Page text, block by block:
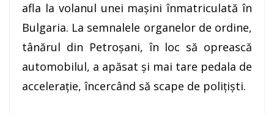
afla la volanul unei mașini înmatriculată în
Bulgaria. La semnalele organelor de ordine,
tânărul din Petroșani, în loc să oprească
automobilul, a apăsat și mai tare pedala de
accelerație, încercând să scape de polițiști.